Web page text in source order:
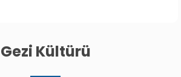
Gezi Kültürü